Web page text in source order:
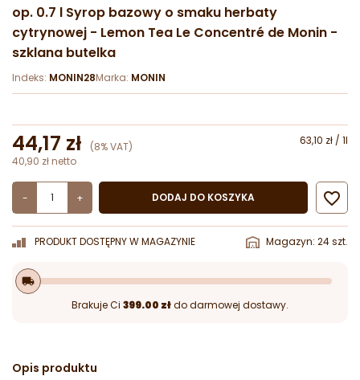
op. 0.7 l Syrop bazowy o smaku herbaty
cytrynowej - Lemon Tea Le Concentré de Monin -
szklana butelka
Indeks: MONIN28Marka: MONIN
44,17 zł (8% VAT)
63,10 zł / 1l
40,90 zł netto
- + DODAJ DO KOSZYKA 
PRODUKT DOSTĘPNY W MAGAZYNIE Magazyn: 24 szt.
local_shipping
Brakuje Ci 399.00 złdo darmowej dostawy.
Opis produktu